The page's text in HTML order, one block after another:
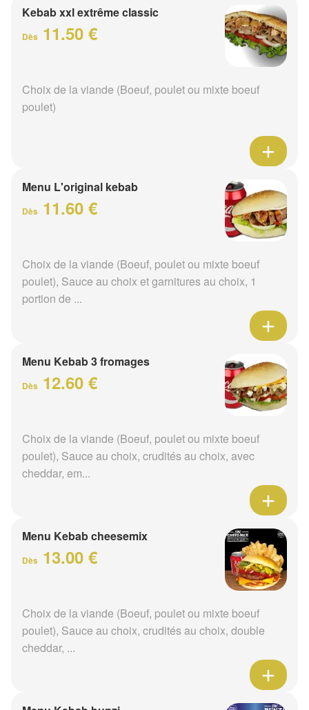
Kebab xxl extrême classic
Dès 11.50 €
Choix de la viande (Boeuf, poulet ou mixte boeuf
poulet)
Menu L'original kebab
Dès 11.60 €
Choix de la viande (Boeuf, poulet ou mixte boeuf
poulet), Sauce au choix et garnitures au choix, 1
portion de ...
Menu Kebab 3 fromages
Dès 12.60 €
Choix de la viande (Boeuf, poulet ou mixte boeuf
poulet), Sauce au choix, crudités au choix, avec
cheddar, em...
Menu Kebab cheesemix
Dès 13.00 €
Choix de la viande (Boeuf, poulet ou mixte boeuf
poulet), Sauce au choix, crudités au choix, double
cheddar, ...